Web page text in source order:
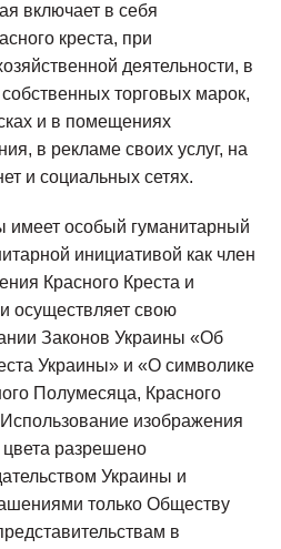
включает в себя
креста, при
деятельности, в
торговых марок,
и в помещениях
в рекламе своих услуг, на
и социальных сетях.
имеет особый гуманитарный
инициативой как член
Красного Креста и
осуществляет свою
Законов Украины «Об
Украины» и «О символике
Полумесяца, Красного
изображения
цвета разрешено
Украины и
только Обществу
в